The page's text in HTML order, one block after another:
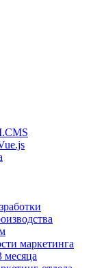
маркетинга
месяца